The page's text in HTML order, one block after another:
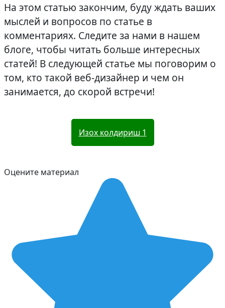
На этом статью закончим, буду ждать ваших
мыслей и вопросов по статье в
комментариях. Следите за нами в нашем
блоге, чтобы читать больше интересных
статей! В следующей статье мы поговорим о
том, кто такой веб-дизайнер и чем он
занимается, до скорой встречи!
Изох колдириш 1
Оцените материал